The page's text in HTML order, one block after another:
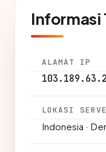
Informasi
ALAMAT IP
LOKASI
Indonesia ·